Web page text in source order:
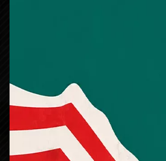
Amb el seu
tecnologies
processar
web. Pot
processament
qualsevol
nostra Política
"acceptar"
Més